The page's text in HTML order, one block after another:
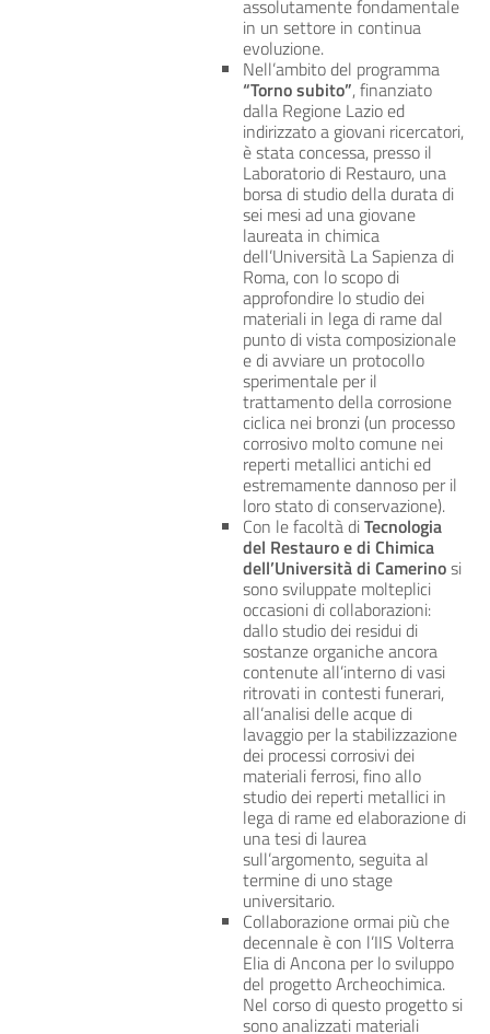
assolutamente fondamentale
in un settore in continua
evoluzione.
Nell’ambito del programma
“Torno subito”, finanziato
dalla Regione Lazio ed
indirizzato a giovani ricercatori,
è stata concessa, presso il
Laboratorio di Restauro, una
borsa di studio della durata di
sei mesi ad una giovane
laureata in chimica
dell’Università La Sapienza di
Roma, con lo scopo di
approfondire lo studio dei
materiali in lega di rame dal
punto di vista composizionale
e di avviare un protocollo
sperimentale per il
trattamento della corrosione
ciclica nei bronzi (un processo
corrosivo molto comune nei
reperti metallici antichi ed
estremamente dannoso per il
loro stato di conservazione).
Con le facoltà diTecnologia
del Restauro e di Chimica
dell’Università di Camerinosi
sono sviluppate molteplici
occasioni di collaborazioni:
dallo studio dei residui di
sostanze organiche ancora
contenute all’interno di vasi
ritrovati in contesti funerari,
all’analisi delle acque di
lavaggio per la stabilizzazione
dei processi corrosivi dei
materiali ferrosi, fino allo
studio dei reperti metallici in
lega di rame ed elaborazione di
una tesi di laurea
sull’argomento, seguita al
termine di uno stage
universitario.
Collaborazione ormai più che
decennale è con l’IIS Volterra
Elia di Ancona per lo sviluppo
del progetto Archeochimica.
Nel corso di questo progetto si
sono analizzati materiali